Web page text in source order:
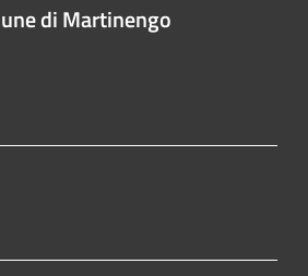
di Martinengo